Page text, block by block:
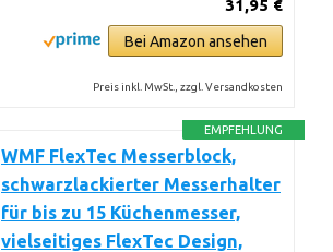
31,95 €
Bei Amazon ansehen
Preis inkl. MwSt., zzgl. Versandkosten
EMPFEHLUNG
WMF FlexTec Messerblock,
schwarzlackierter Messerhalter
für bis zu 15 Küchenmesser,
vielseitiges FlexTec Design,